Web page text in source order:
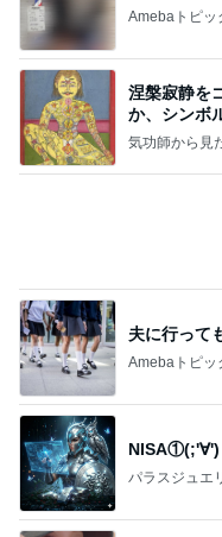
Amebaトピッ
涅槃寂静を
か、シンボ
ことが
気功師から見
NISA①(;'∀')
パラスジュエ
美奈代 夫と
Amebaトピッ